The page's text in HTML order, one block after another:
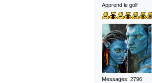
Apprend le golf
Messages: 2796